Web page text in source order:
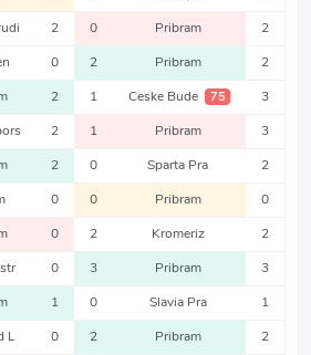
2 0 Pribram 2
0 2 Pribram 2
2 1 Ceske Bude 75 3
2 1 Pribram 3
2 0 Sparta Pra 2
0 0 Pribram 0
0 2 Kromeriz 2
0 3 Pribram 3
1 0 Slavia Pra 1
L 0 2 Pribram 2